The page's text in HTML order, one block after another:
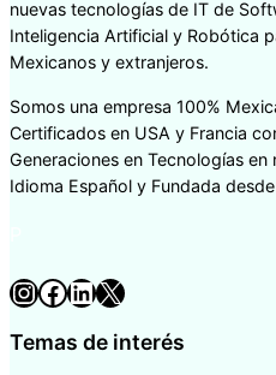
nuevas tecnologías de IT de
Inteligencia Artificial y Robótica
Mexicanos y extranjeros.
Somos una empresa 100%
Certificados en USA y Francia
Generaciones en Tecnologías
Idioma Español y Fundada
InstagramFacebook LinkedIn X
Temas de interés